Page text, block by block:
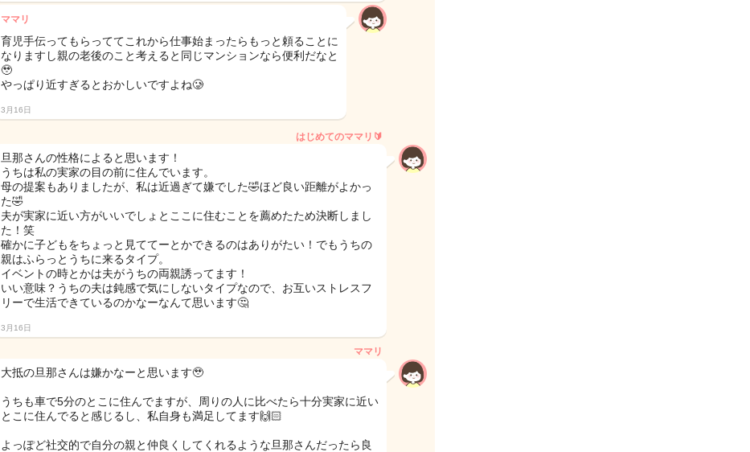
ママリ
育児手伝ってもらっててこれから仕事始まったらもっと頼ることに
なりますし親の老後のこと考えると同じマンションなら便利だなと
🥹
やっぱり近すぎるとおかしいですよね🥲
3月16日
はじめてのママリ🔰
旦那さんの性格によると思います！
うちは私の実家の目の前に住んでいます。
母の提案もありましたが、私は近過ぎて嫌でした🤣ほど良い距離がよかっ
た🤣
夫が実家に近い方がいいでしょとここに住むことを薦めたため決断しまし
た！笑
確かに子どもをちょっと見ててーとかできるのはありがたい！でもうちの
親はふらっとうちに来るタイプ。
イベントの時とかは夫がうちの両親誘ってます！
いい意味？うちの夫は鈍感で気にしないタイプなので、お互いストレスフ
リーで生活できているのかなーなんて思います🤔
3月16日
ママリ
大抵の旦那さんは嫌かなーと思います🥹
うちも車で5分のとこに住んでますが、周りの人に比べたら十分実家に近い
とこに住んでると感じるし、私自身も満足してます🙌🏻
よっぽど社交的で自分の親と仲良くしてくれるような旦那さんだったら良